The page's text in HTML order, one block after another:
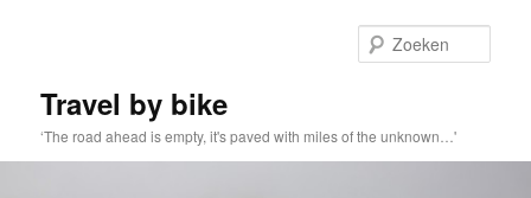
Travel by bike
‘The road ahead is empty, it's paved with miles of the unknown…'